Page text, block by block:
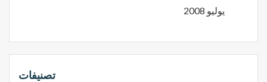
يوليو 2008
تصنيفات